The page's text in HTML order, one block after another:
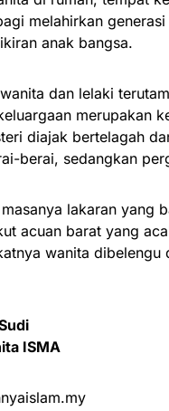
melahirkan
anak bangsa.
dan lelaki
merupakan
diajak bertelagah
berai, sedangkan
lakaran yang
acuan barat yang
wanita
ISMA